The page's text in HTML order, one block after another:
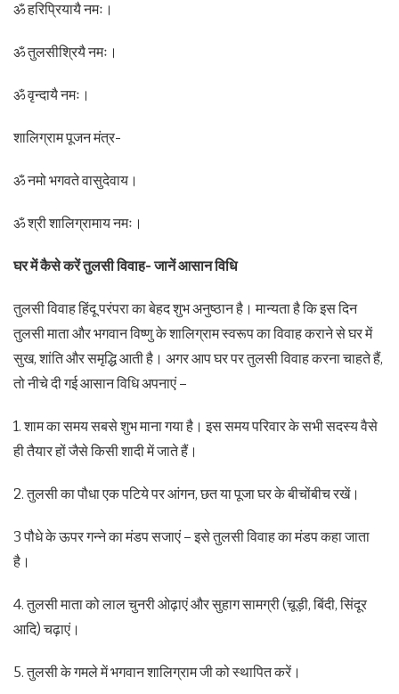
ॐ हरिप्रियायै नमः।
ॐ तुलसीश्रियै नमः।
ॐ वृन्दायै नमः।
शालिग्राम पूजन मंत्र-
ॐ नमो भगवते वासुदेवाय।
ॐ श्री शालिग्रामाय नमः।
घर में कैसे करें तुलसी विवाह- जानें आसान विधि
तुलसी विवाह हिंदू परंपरा का बेहद शुभ अनुष्ठान है। मान्यता है कि इस दिन
तुलसी माता और भगवान विष्णु के शालिग्राम स्वरूप का विवाह कराने से घर में
सुख, शांति और समृद्धि आती है। अगर आप घर पर तुलसी विवाह करना चाहते हैं,
तो नीचे दी गई आसान विधि अपनाएं –
1. शाम का समय सबसे शुभ माना गया है। इस समय परिवार के सभी सदस्य वैसे
ही तैयार हों जैसे किसी शादी में जाते हैं।
2. तुलसी का पौधा एक पटिये पर आंगन, छत या पूजा घर के बीचोंबीच रखें।
3 पौधे के ऊपर गन्ने का मंडप सजाएं – इसे तुलसी विवाह का मंडप कहा जाता
है।
4. तुलसी माता को लाल चुनरी ओढ़ाएं और सुहाग सामग्री (चूड़ी, बिंदी, सिंदूर
आदि) चढ़ाएं।
5. तुलसी के गमले में भगवान शालिग्राम जी को स्थापित करें।